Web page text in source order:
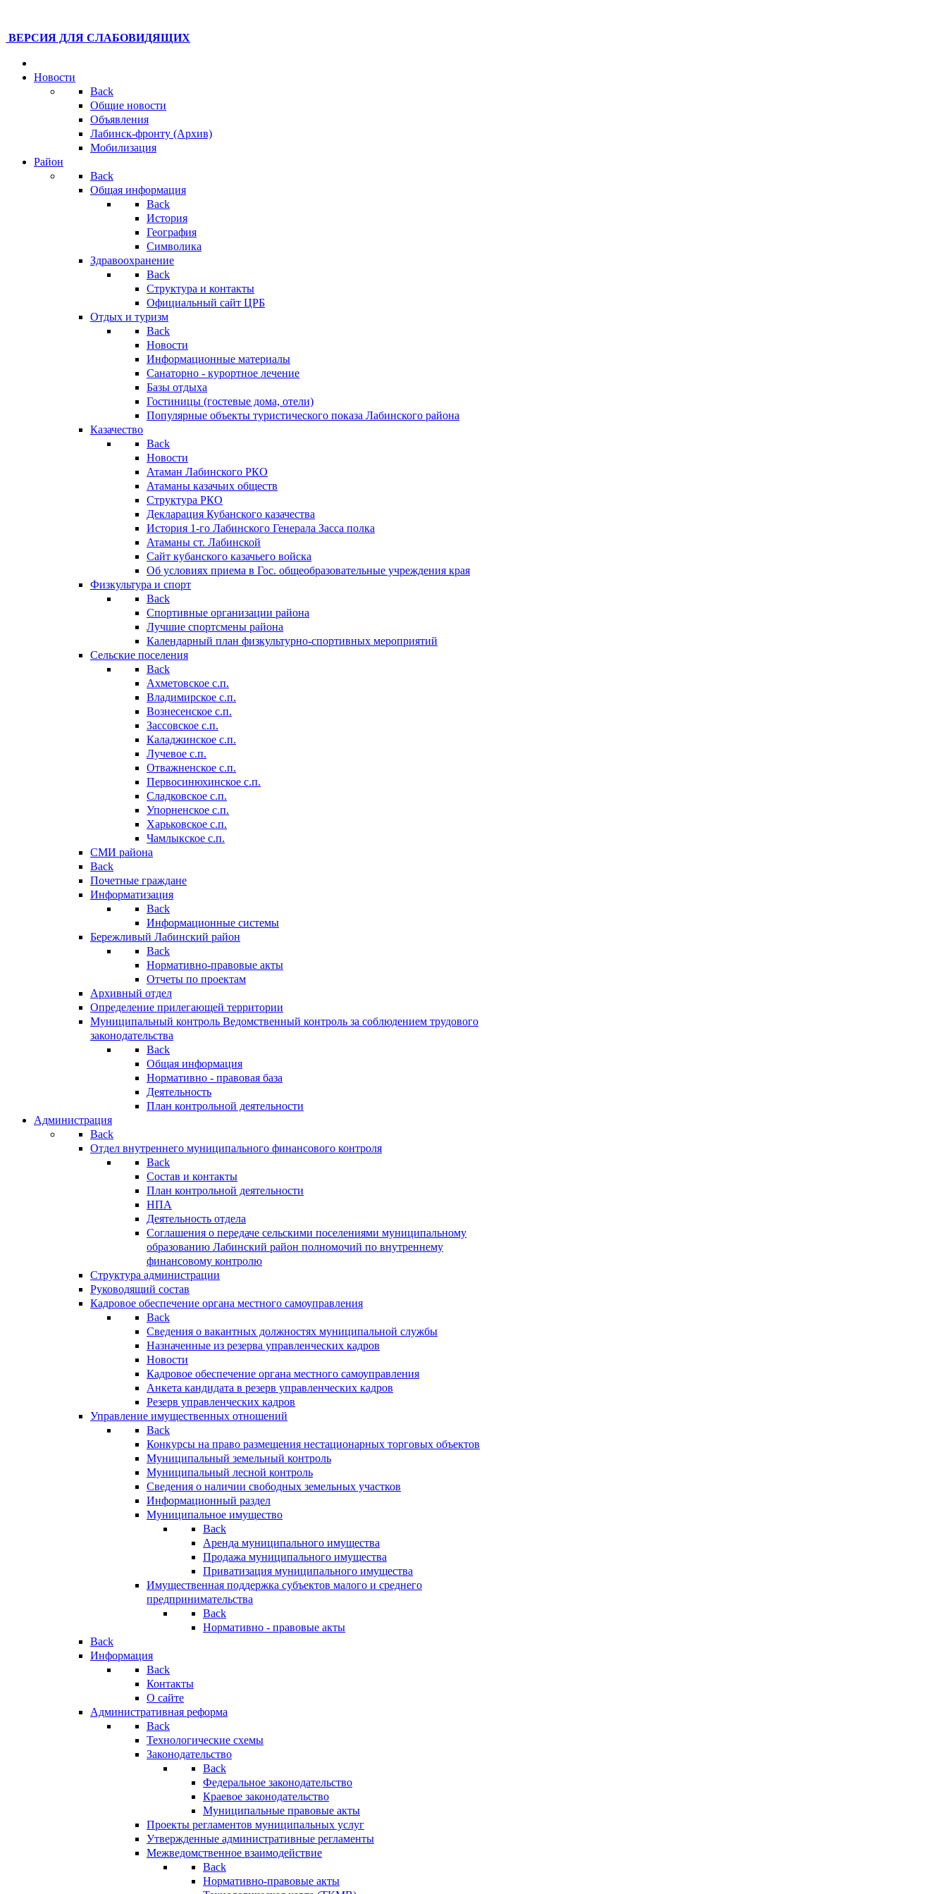
ВЕРСИЯ ДЛЯ СЛАБОВИДЯЩИХ
Новости
Back
Общие новости
Объявления
Лабинск-фронту (Архив)
Мобилизация
Район
Back
Общая информация
Back
История
География
Символика
Здравоохранение
Back
Структура и контакты
Официальный сайт ЦРБ
Отдых и туризм
Back
Новости
Информационные материалы
Санаторно - курортное лечение
Базы отдыха
Гостиницы (гостевые дома, отели)
Популярные объекты туристического показа Лабинского района
Казачество
Back
Новости
Атаман Лабинского РКО
Атаманы казачьих обществ
Структура РКО
Декларация Кубанского казачества
История 1-го Лабинского Генерала Засса полка
Атаманы ст. Лабинской
Cайт кубанского казачьего войска
Об условиях приема в Гос. общеобразовательные учреждения края
Физкультура и спорт
Back
Спортивные организации района
Лучшие спортсмены района
Календарный план физкультурно-спортивных мероприятий
Сельские поселения
Back
Ахметовское с.п.
Владимирское с.п.
Вознесенское с.п.
Зассовское с.п.
Каладжинское с.п.
Лучевое с.п.
Отважненское с.п.
Первосинюхинское с.п.
Сладковское с.п.
Упорненское с.п.
Харьковское с.п.
Чамлыкское с.п.
СМИ района
Back
Почетные граждане
Информатизация
Back
Информационные системы
Бережливый Лабинский район
Back
Нормативно-правовые акты
Отчеты по проектам
Архивный отдел
Определение прилегающей территории
Муниципальный контроль Ведомственный контроль за соблюдением трудового
законодательства
Back
Общая информация
Нормативно - правовая база
Деятельность
План контрольной деятельности
Администрация
Back
Отдел внутреннего муниципального финансового контроля
Back
Состав и контакты
План контрольной деятельности
НПА
Деятельность отдела
Соглашения о передаче сельскими поселениями муниципальному
образованию Лабинский район полномочий по внутреннему
финансовому контролю
Структура администрации
Руководящий состав
Кадровое обеспечение органа местного самоуправления
Back
Сведения о вакантных должностях муниципальной службы
Назначенные из резерва управленческих кадров
Новости
Кадровое обеспечение органа местного самоуправления
Анкета кандидата в резерв управленческих кадров
Резерв управленческих кадров
Управление имущественных отношений
Back
Конкурсы на право размещения нестационарных торговых объектов
Муниципальный земельный контроль
Муниципальный лесной контроль
Сведения о наличии свободных земельных участков
Информационный раздел
Муниципальное имущество
Back
Аренда муниципального имущества
Продажа муниципального имущества
Приватизация муниципального имущества
Имущественная поддержка субъектов малого и среднего
предпринимательства
Back
Нормативно - правовые акты
Back
Информация
Back
Контакты
О сайте
Административная реформа
Back
Технологические схемы
Законодательство
Back
Федеральное законодательство
Краевое законодательство
Муниципальные правовые акты
Проекты регламентов муниципальных услуг
Утвержденные административные регламенты
Межведомственное взаимодействие
Back
Нормативно-правовые акты